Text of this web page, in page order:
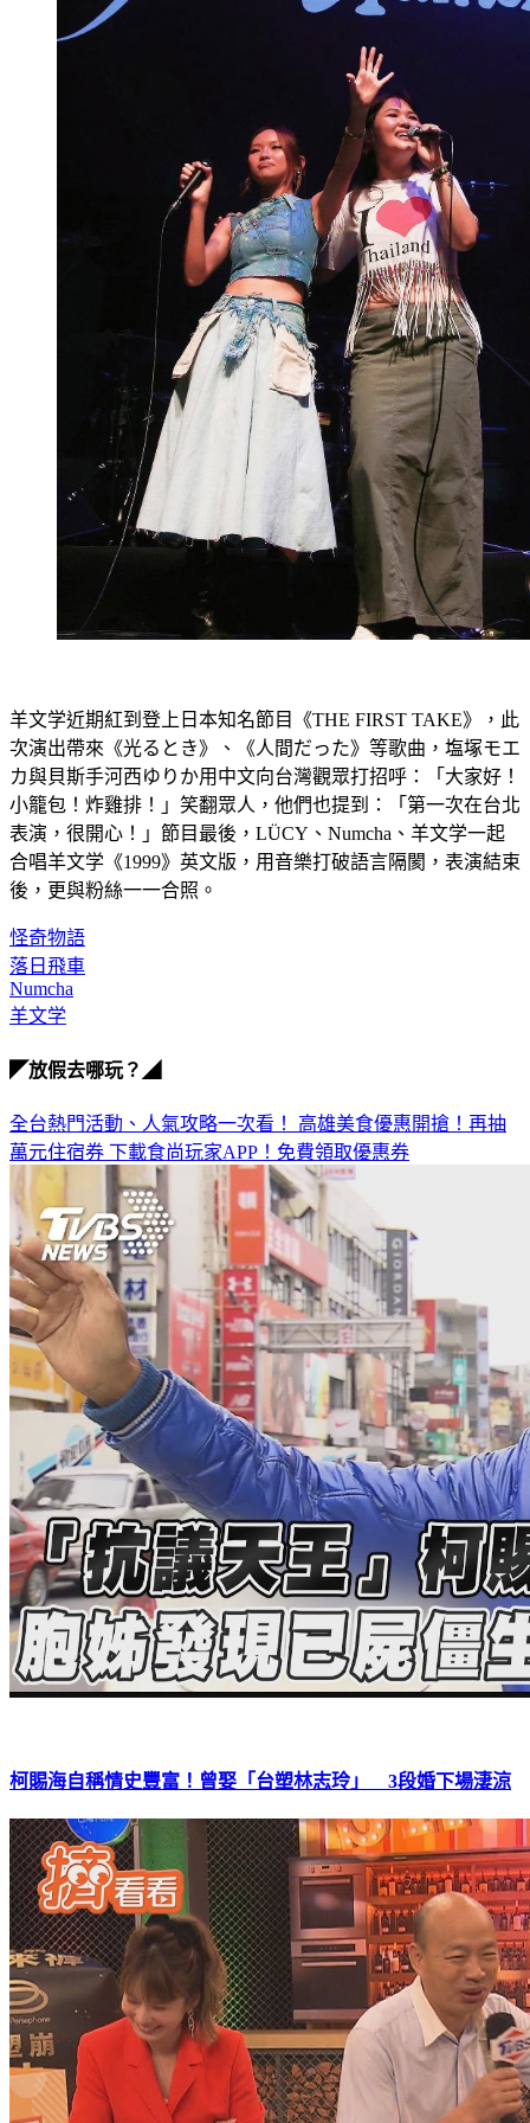
羊文学近期紅到登上日本知名節目《THE FIRST TAKE》，此
次演出帶來《光るとき》、《人間だった》等歌曲，塩塚モエ
カ與貝斯手河西ゆりか用中文向台灣觀眾打招呼：「大家好！
小籠包！炸雞排！」笑翻眾人，他們也提到：「第一次在台北
表演，很開心！」節目最後，LÜCY、Numcha、羊文学一起
合唱羊文学《1999》英文版，用音樂打破語言隔閡，表演結束
後，更與粉絲一一合照。
怪奇物語
落日飛車
Numcha
羊文学
◤放假去哪玩？◢
全台熱門活動、人氣攻略一次看！ 高雄美食優惠開搶！再抽
萬元住宿券 下載食尚玩家APP！免費領取優惠券
柯賜海自稱情史豐富！曾娶「台塑林志玲」 3段婚下場淒涼